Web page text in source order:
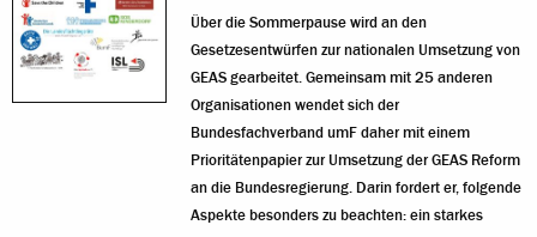
Über die Sommerpause wird an den
Gesetzesentwürfen zur nationalen Umsetzung von
GEAS gearbeitet. Gemeinsam mit 25 anderen
Organisationen wendet sich der
Bundesfachverband umF daher mit einem
Prioritätenpapier zur Umsetzung der GEAS Reform
an die Bundesregierung. Darin fordert er, folgende
Aspekte besonders zu beachten: ein starkes